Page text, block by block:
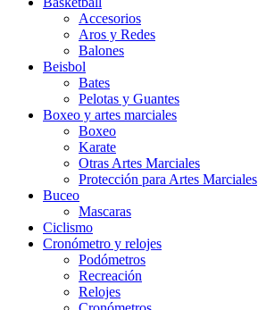
Accesorios
Aros y Redes
Balones
Beisbol
Bates
Pelotas y Guantes
Boxeo y artes marciales
Boxeo
Karate
Otras Artes Marciales
Protección para Artes Marciales
Buceo
Mascaras
Ciclismo
Cronómetro y relojes
Podómetros
Recreación
Relojes